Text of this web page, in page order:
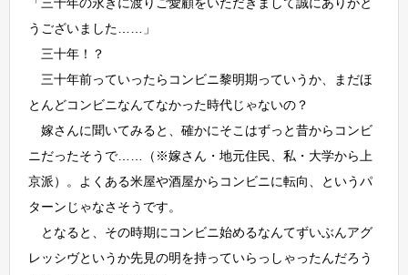
うございました……」
三十年！？
三十年前っていったらコンビニ黎明期っていうか、まだほ
とんどコンビニなんてなかった時代じゃないの？
嫁さんに聞いてみると、確かにそこはずっと昔からコンビ
ニだったそうで……（※嫁さん・地元住民、私・大学から上
京派）。よくある米屋や酒屋からコンビニに転向、というパ
ターンじゃなさそうです。
となると、その時期にコンビニ始めるなんてずいぶんアグ
レッシヴというか先見の明を持っていらっしゃったんだろう